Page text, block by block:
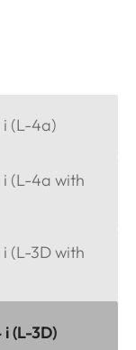
i (L-4a)
i (L-4a with
(L-3D with
(L-3D)